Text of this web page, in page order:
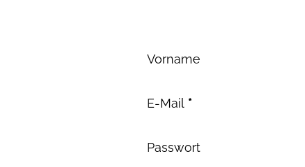
Vorname
E-Mail *
Passwort